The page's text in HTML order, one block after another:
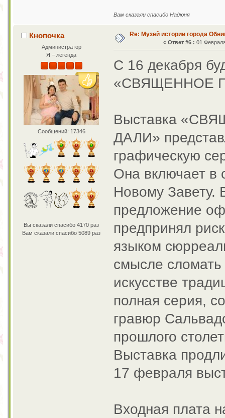
Вам сказали спасибо Надюня
Кнопочка
Администратор
Я – легенда
Сообщений: 17346
Вы сказали спасибо 4170 раз
Вам сказали спасибо 5089 раз
Re: Музей истории города
« Ответ #6 : 01
С 16 декабря
«СВЯЩЕННОЕ
Выставка
ДАЛИ»
графическую
Она включает в
Новому Завету.
предложение
предпринял
языком
смысле
искусстве
полная серия,
гравюр
прошлого
Выставка
17 февраля
Входная плата